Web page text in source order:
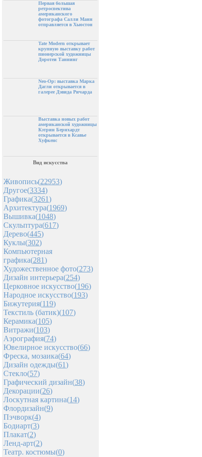
Первая большая
ретроспектива
американского
фотографа Салли Манн
отправляется в Хьюстон
Tate Modern открывает
крупную выставку работ
пионерской художницы
Доротеи Таннинг
Neo-Op: выставка Марка
Дагли открывается в
галерее Дэвида Ричарда
Выставка новых работ
американской художницы
Кэтрин Бернхардт
открывается в Ксавье
Хуфкенс
Вид искусства
Живопись(22953)
Другое(3334)
Графика(3261)
Архитектура(1969)
Вышивка(1048)
Скульптура(617)
Дерево(445)
Куклы(302)
Компьютерная
графика(281)
Художественное фото(273)
Дизайн интерьера(254)
Церковное искусство(196)
Народное искусство(193)
Бижутерия(119)
Текстиль (батик)(107)
Керамика(105)
Витражи(103)
Аэрография(74)
Ювелирное искусство(66)
Фреска, мозаика(64)
Дизайн одежды(61)
Стекло(57)
Графический дизайн(38)
Декорации(26)
Лоскутная картина(14)
Флордизайн(9)
Пэчворк(4)
Бодиарт(3)
Плакат(2)
Ленд-арт(2)
Театр. костюмы(0)